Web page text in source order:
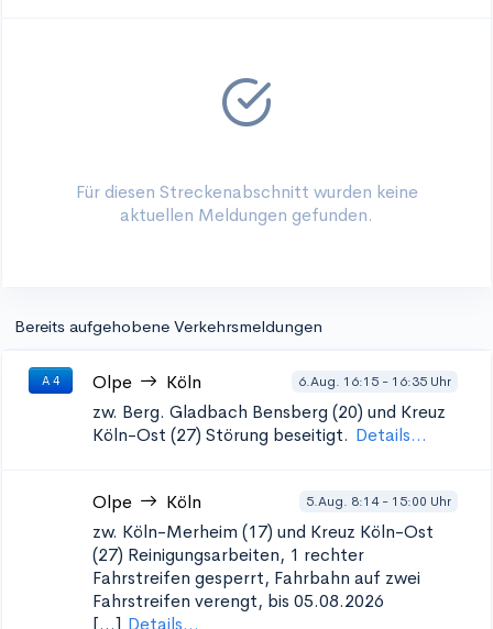
Für diesen Streckenabschnitt wurden keine
aktuellen Meldungen gefunden.
Bereits aufgehobene Verkehrsmeldungen
A 4 Olpe Köln 6.Aug. 16:15 - 16:35 Uhr
zw. Berg. Gladbach Bensberg (20) und Kreuz
Köln-Ost (27) Störung beseitigt. Details...
Olpe Köln 5.Aug. 8:14 - 15:00 Uhr
zw. Köln-Merheim (17) und Kreuz Köln-Ost
(27) Reinigungsarbeiten, 1 rechter
Fahrstreifen gesperrt, Fahrbahn auf zwei
Fahrstreifen verengt, bis 05.08.2026
[...] Details...